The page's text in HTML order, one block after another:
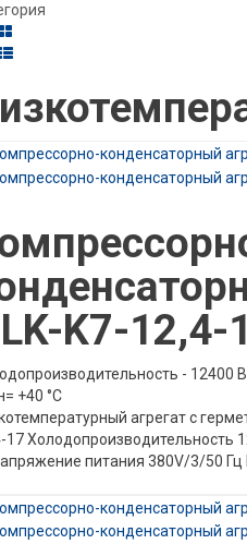
K7-12,4-
- 12400
+40 °C
агрегат с
17 Холодопроизводительность
питания 380V/3/50 Гц